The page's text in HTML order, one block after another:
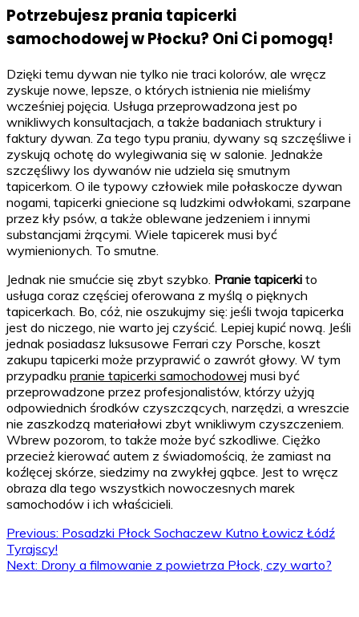
Potrzebujesz prania tapicerki
samochodowej w Płocku? Oni Ci pomogą!
Dzięki temu dywan nie tylko nie traci kolorów, ale wręcz
zyskuje nowe, lepsze, o których istnienia nie mieliśmy
wcześniej pojęcia. Usługa przeprowadzona jest po
wnikliwych konsultacjach, a także badaniach struktury i
faktury dywan. Za tego typu praniu, dywany są szczęśliwe i
zyskują ochotę do wylegiwania się w salonie. Jednakże
szczęśliwy los dywanów nie udziela się smutnym
tapicerkom. O ile typowy człowiek mile połaskocze dywan
nogami, tapicerki gniecione są ludzkimi odwłokami, szarpane
przez kły psów, a także oblewane jedzeniem i innymi
substancjami żrącymi. Wiele tapicerek musi być
wymienionych. To smutne.
Jednak nie smućcie się zbyt szybko. Pranie tapicerki to
usługa coraz częściej oferowana z myślą o pięknych
tapicerkach. Bo, cóż, nie oszukujmy się: jeśli twoja tapicerka
jest do niczego, nie warto jej czyścić. Lepiej kupić nową. Jeśli
jednak posiadasz luksusowe Ferrari czy Porsche, koszt
zakupu tapicerki może przyprawić o zawrót głowy. W tym
przypadku pranie tapicerki samochodowej musi być
przeprowadzone przez profesjonalistów, którzy użyją
odpowiednich środków czyszczących, narzędzi, a wreszcie
nie zaszkodzą materiałowi zbyt wnikliwym czyszczeniem.
Wbrew pozorom, to także może być szkodliwe. Ciężko
przecież kierować autem z świadomością, że zamiast na
koźlęcej skórze, siedzimy na zwykłej gąbce. Jest to wręcz
obraza dla tego wszystkich nowoczesnych marek
samochodów i ich właścicieli.
Nawigacja
wpisu
Previous: Posadzki Płock Sochaczew Kutno Łowicz Łódź
Tyrajscy!
Next: Drony a filmowanie z powietrza Płock, czy warto?